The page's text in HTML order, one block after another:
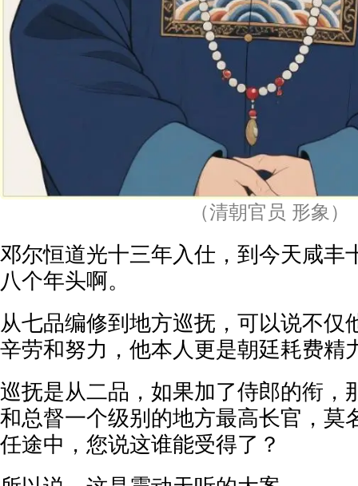
（清朝官员 形象）
邓尔恒道光十三年入仕，到今天咸丰
八个年头啊。
从七品编修到地方巡抚，可以说不仅
辛劳和努力，他本人更是朝廷耗费精
巡抚是从二品，如果加了侍郎的衔，
和总督一个级别的地方最高长官，莫
任途中，您说这谁能受得了？